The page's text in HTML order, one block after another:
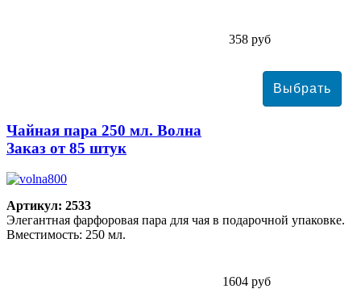
358 руб
Чайная пара 250 мл. Волна
Заказ от 85 штук
Артикул: 2533
Элегантная фарфоровая пара для чая в подарочной упаковке.
Вместимость: 250 мл.
1604 руб